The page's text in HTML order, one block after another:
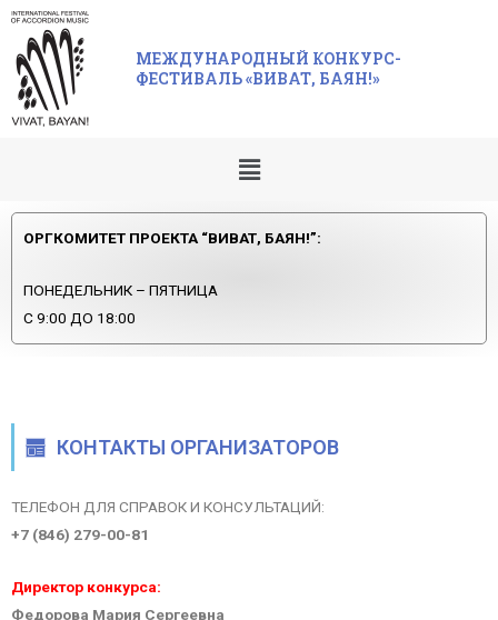
МЕЖДУНАРОДНЫЙ КОНКУРС-
ФЕСТИВАЛЬ «ВИВАТ, БАЯН!»
ОРГКОМИТЕТ ПРОЕКТА “ВИВАТ, БАЯН!”:
ПОНЕДЕЛЬНИК – ПЯТНИЦА
С 9:00 ДО 18:00
КОНТАКТЫ ОРГАНИЗАТОРОВ
ТЕЛЕФОН ДЛЯ СПРАВОК И КОНСУЛЬТАЦИЙ:
+7 (846) 279-00-81
Директор конкурса:
Федорова Мария Сергеевна